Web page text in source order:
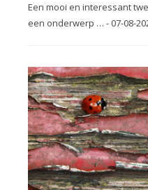
Een mooi en interessant
een onderwerp … - 07-08-